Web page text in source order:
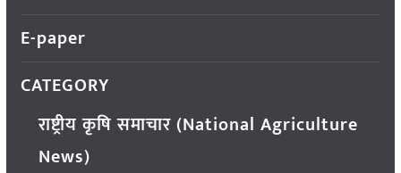
E-paper
CATEGORY
राष्ट्रीय कृषि समाचार (National Agriculture
News)